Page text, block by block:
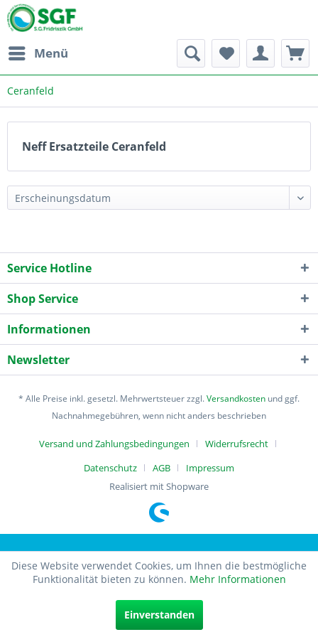
Menü
Ceranfeld
Neff Ersatzteile Ceranfeld
Service Hotline
Shop Service
Informationen
Newsletter
* Alle Preise inkl. gesetzl. Mehrwertsteuer zzgl.Versandkosten und ggf.
Nachnahmegebühren, wenn nicht anders beschrieben
Versand und Zahlungsbedingungen
Widerrufsrecht
Datenschutz
AGB
Impressum
Realisiert mit Shopware
Diese Website verwendet Cookies, um Ihnen die bestmögliche
Funktionalität bieten zu können. Mehr Informationen
Einverstanden